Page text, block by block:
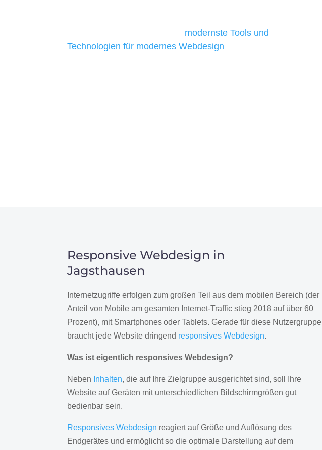
modernste Tools und
Technologien für modernes Webdesign
Responsive Webdesign in
Jagsthausen
Internetzugriffe erfolgen zum großen Teil aus dem mobilen Bereich (der
Anteil von Mobile am gesamten Internet-Traffic stieg 2018 auf über 60
Prozent), mit Smartphones oder Tablets. Gerade für diese Nutzergruppe
braucht jede Website dringend responsives Webdesign.
Was ist eigentlich responsives Webdesign?
Neben Inhalten, die auf Ihre Zielgruppe ausgerichtet sind, soll Ihre
Website auf Geräten mit unterschiedlichen Bildschirmgrößen gut
bedienbar sein.
Responsives Webdesign reagiert auf Größe und Auflösung des
Endgerätes und ermöglicht so die optimale Darstellung auf dem